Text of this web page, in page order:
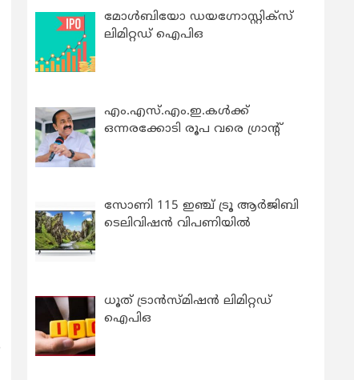
മോൾബിയോ ഡയഗ്നോസ്റ്റിക്സ്
ലിമിറ്റഡ് ഐപിഒ
എം.എസ്.എം.ഇ.കൾക്ക്
ഒന്നരക്കോടി രൂപ വരെ ഗ്രാന്റ്
സോണി 115 ഇഞ്ച് ട്രൂ ആർജിബി
ടെലിവിഷൻ വിപണിയിൽ
ധൂത് ട്രാൻസ്മിഷൻ ലിമിറ്റഡ്
ഐപിഒ